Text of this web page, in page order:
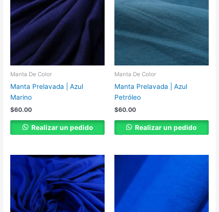
Manta De Color
Manta Prelavada | Azul
Marino
$60.00
Realizar un pedido
Manta De Color
Manta Prelavada | Azul
Petróleo
$60.00
Realizar un pedido